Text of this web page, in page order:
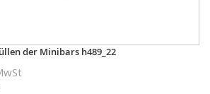
der Minibars h489_22